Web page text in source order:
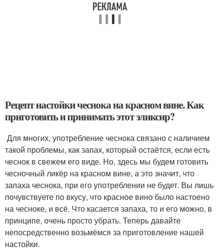
Рецепт настойки чеснока на красном вине. Как
приготовить и принимать этот эликсир?
Для многих, употребление чеснока связано с наличием
такой проблемы, как запах, который остаётся, если есть
чеснок в свежем его виде. Но, здесь мы будем готовить
чесночный ликёр на красном вине, а это значит, что
запаха чеснока, при его употреблении не будет. Вы лишь
почувствуете по вкусу, что красное вино было настоено
на чесноке, и всё. Что касается запаха, то и его можно, в
принципе, очень просто убрать. Теперь давайте
непосредственно возьмёмся за приготовление нашей
настойки.